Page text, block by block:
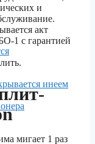
инеем
и
акт
1 с гарантией
мигает 1 раз